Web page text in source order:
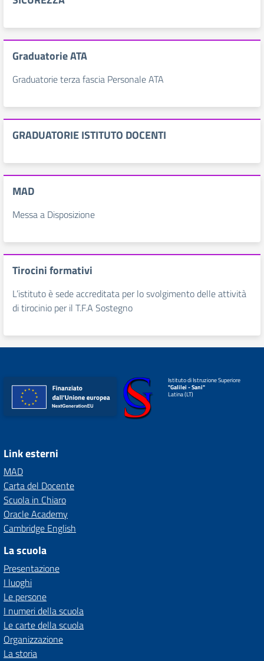
Graduatorie ATA
Graduatorie terza fascia Personale ATA
GRADUATORIE ISTITUTO DOCENTI
MAD
Messa a Disposizione
Tirocini formativi
L’istituto è sede accreditata per lo svolgimento delle attività
di tirocinio per il T.F.A Sostegno
Istituto di Istruzione Superiore
"Galilei - Sani"
Latina (LT)
Link esterni
MAD
Carta del Docente
Scuola in Chiaro
Oracle Academy
Cambridge English
La scuola
Presentazione
I luoghi
Le persone
I numeri della scuola
Le carte della scuola
Organizzazione
La storia